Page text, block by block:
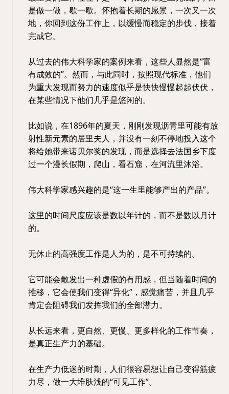
是做一做，歇一歇。怀抱着长期的愿景，一次又一次
地，你回到这份工作上，以缓慢而稳定的步伐，接着
完成它。
从过去的伟大科学家的案例来看，这些人显然是“富
有成效的”。然而，与此同时，按照现代标准，他们
为重大发现而努力的速度似乎是快快慢慢起起伏伏，
在某些情况下他们几乎是悠闲的。
比如说，在1896年的夏天，刚刚发现沥青里可能有放
射性新元素的居里夫人，并没有一刻不停地投入这个
将给她带来诺贝尔奖的发现，而是选择去法国乡下度
过一个漫长假期，爬山，看石窟，在河流里沐浴。
伟大科学家感兴趣的是“这一生里能够产出的产品”。
这里的时间尺度应该是数以年计的，而不是数以月计
的。
无休止的高强度工作是人为的，是不可持续的。
它可能会散发出一种虚假的有用感，但当随着时间的
推移，它会使我们变得“异化”，感觉痛苦，并且几乎
肯定会阻碍我们发挥我们的全部潜力。
从长远来看，更自然、更慢、更多样化的工作节奏，
是真正生产力的基础。
在生产力低迷的时期，人们很容易想让自己变得筋疲
力尽，做一大堆肤浅的“可见工作”。